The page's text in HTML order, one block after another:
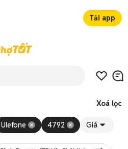
Tải app
Xoá lọc
Ulefone 4792 Giá